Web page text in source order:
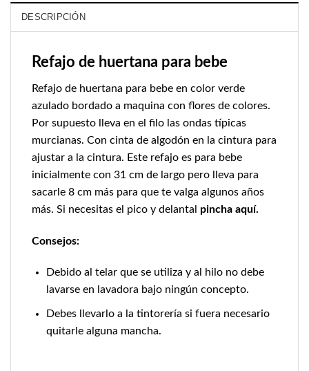
DESCRIPCIÓN
Refajo de huertana para bebe
Refajo de huertana para bebe en color verde
azulado bordado a maquina con flores de colores.
Por supuesto lleva en el filo las ondas típicas
murcianas. Con cinta de algodón en la cintura para
ajustar a la cintura. Este refajo es para bebe
inicialmente con 31 cm de largo pero lleva para
sacarle 8 cm más para que te valga algunos años
más. Si necesitas el pico y delantal pincha aquí.
Consejos:
Debido al telar que se utiliza y al hilo no debe
lavarse en lavadora bajo ningún concepto.
Debes llevarlo a la tintorería si fuera necesario
quitarle alguna mancha.